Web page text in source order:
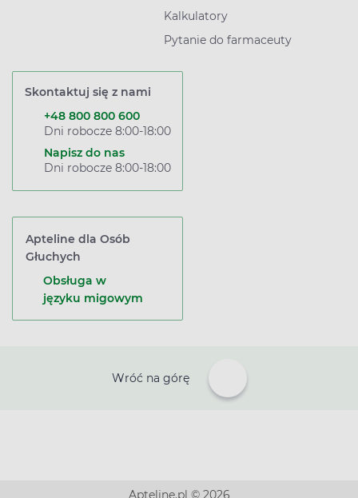
Kalkulatory
Pytanie do farmaceuty
Skontaktuj się z nami
+48 800 800 600
Dni robocze 8:00-18:00
Napisz do nas
Dni robocze 8:00-18:00
Apteline dla Osób
Głuchych
Obsługa w
języku migowym
Wróć na górę
Apteline.pl © 2026